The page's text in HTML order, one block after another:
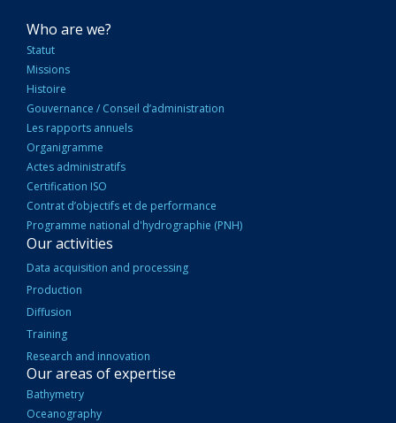
NAVIGATION
PRINCIPALE
Who are we?
Statut
Missions
Histoire
Gouvernance / Conseil d’administration
Les rapports annuels
Organigramme
Actes administratifs
Certification ISO
Contrat d’objectifs et de performance
Programme national d'hydrographie (PNH)
Our activities
Data acquisition and processing
Production
Diffusion
Training
Research and innovation
Our areas of expertise
Bathymetry
Oceanography